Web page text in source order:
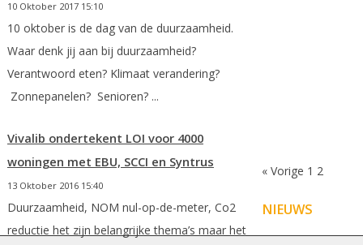
10 Oktober 2017 15:10
10 oktober is de dag van de duurzaamheid.
Waar denk jij aan bij duurzaamheid?
Verantwoord eten? Klimaat verandering?
Zonnepanelen? Senioren? ...
Vivalib ondertekent LOI voor 4000
woningen met EBU, SCCI en Syntrus
13 Oktober 2016 15:40
Duurzaamheid, NOM nul-op-de-meter, Co2
reductie het zijn belangrijke thema’s maar het
« Vorige 1 2
NIEUWS